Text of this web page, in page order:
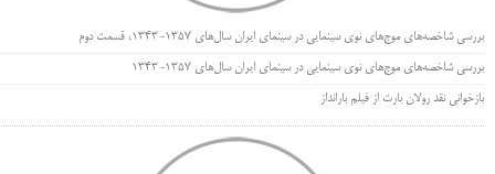
بررسی شاخصه‌های موج‌های نوی سینمایی در سینمای ایران سال‌های 1357-1343، قسمت دوم
بررسی شاخصه‌های موج‌های نوی سینمایی در سینمای ایران سال‌های 1357-1343
بازخوانی نقد رولان بارت از فیلم بارانداز